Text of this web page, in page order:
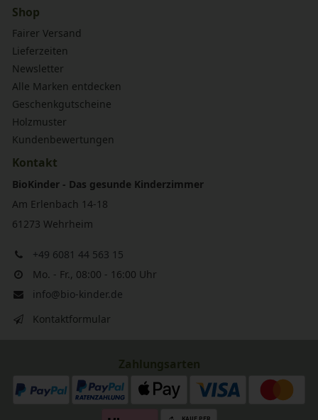
Shop
Fairer Versand
Lieferzeiten
Newsletter
Alle Marken entdecken
Geschenkgutscheine
Holzmuster
Kundenbewertungen
Kontakt
BioKinder - Das gesunde Kinderzimmer
Am Erlenbach 14-18
61273 Wehrheim
+49 6081 44 563 15
Mo. - Fr., 08:00 - 16:00 Uhr
info@bio-kinder.de
Kontaktformular
Zahlungsarten